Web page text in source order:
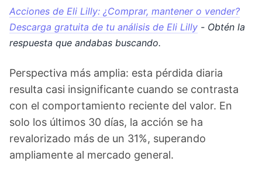
Acciones de Eli Lilly: ¿Comprar, mantener o vender?
Descarga gratuita de tu análisis de Eli Lilly - Obtén la
respuesta que andabas buscando.
Perspectiva más amplia: esta pérdida diaria
resulta casi insignificante cuando se contrasta
con el comportamiento reciente del valor. En
solo los últimos 30 días, la acción se ha
revalorizado más de un 31%, superando
ampliamente al mercado general.